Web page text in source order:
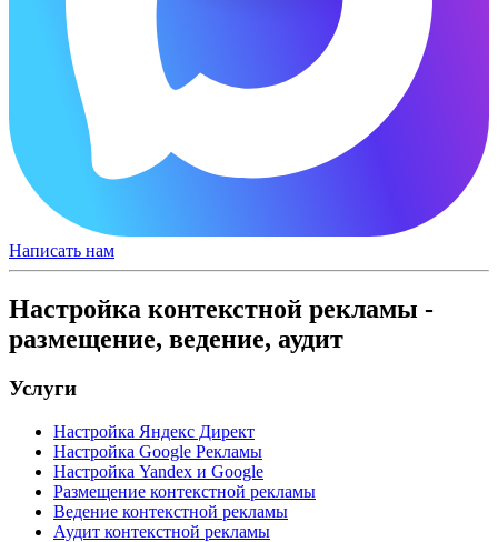
Написать нам
Настройка контекстной рекламы -
размещение, ведение, аудит
Услуги
Настройка Яндекс Директ
Настройка Google Рекламы
Настройка Yandex и Google
Размещение контекстной рекламы
Ведение контекстной рекламы
Аудит контекстной рекламы